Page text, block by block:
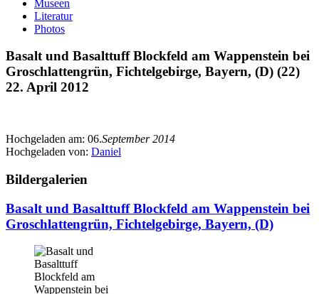
Museen
Literatur
Photos
Basalt und Basalttuff Blockfeld am Wappenstein bei
Groschlattengrün, Fichtelgebirge, Bayern, (D) (22)
22. April 2012
Hochgeladen am: 06.September 2014
Hochgeladen von: Daniel
Bildergalerien
Basalt und Basalttuff Blockfeld am Wappenstein bei
Groschlattengrün, Fichtelgebirge, Bayern, (D)